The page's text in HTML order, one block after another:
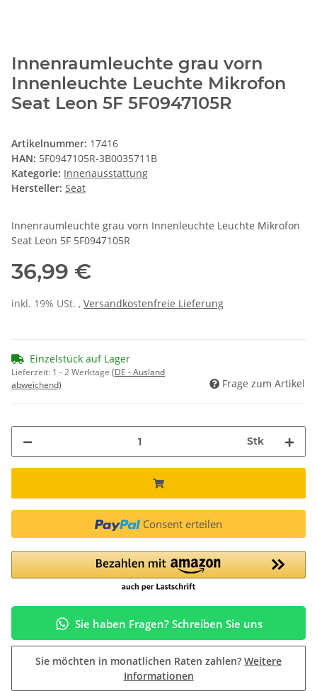
Innenraumleuchte grau vorn
Innenleuchte Leuchte Mikrofon
Seat Leon 5F 5F0947105R
Artikelnummer: 17416
HAN: 5F0947105R-3B0035711B
Kategorie: Innenausstattung
Hersteller: Seat
Innenraumleuchte grau vorn Innenleuchte Leuchte Mikrofon
Seat Leon 5F 5F0947105R
36,99 €
inkl. 19% USt. , Versandkostenfreie Lieferung
Einzelstück auf Lager
Lieferzeit: 1 - 2 Werktage (DE - Ausland
abweichend)
Frage zum Artikel
Stk
Consent erteilen
Sie haben Fragen? Schreiben Sie uns
Sie möchten in monatlichen Raten zahlen? Weitere
Informationen